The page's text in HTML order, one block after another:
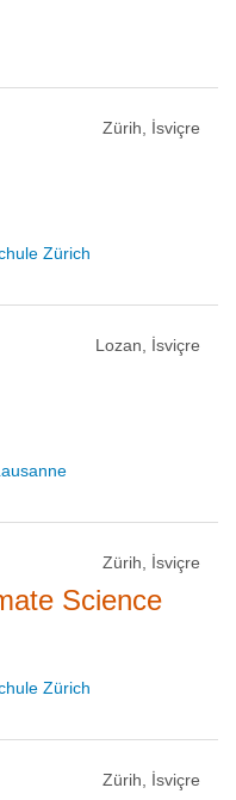
Zürih, İsviçre
Zürich
Lozan, İsviçre
Zürih, İsviçre
Science
Zürich
Zürih, İsviçre